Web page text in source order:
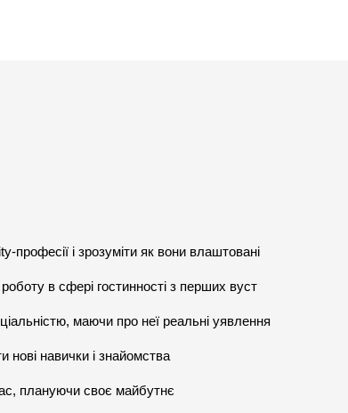
професії і зрозуміти як вони влаштовані
в сфері гостинності з перших вуст
маючи про неї реальні уявлення
нові навички і знайомства
плануючи своє майбутнє